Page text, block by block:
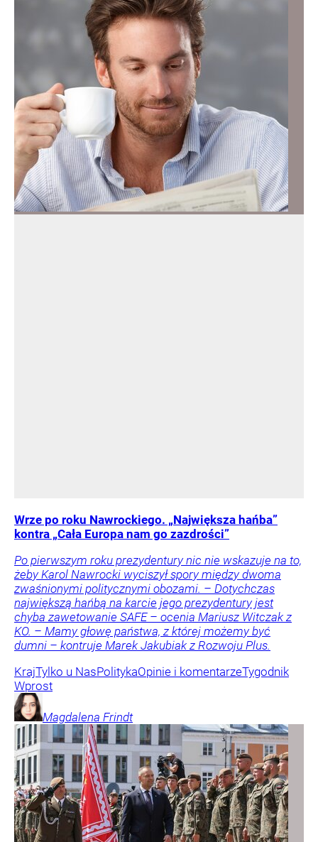
Wrze po roku Nawrockiego. „Największa hańba”
kontra „Cała Europa nam go zazdrości”
Po pierwszym roku prezydentury nic nie wskazuje na to,
żeby Karol Nawrocki wyciszył spory między dwoma
zwaśnionymi politycznymi obozami. – Dotychczas
największą hańbą na karcie jego prezydentury jest
chyba zawetowanie SAFE – ocenia Mariusz Witczak z
KO. – Mamy głowę państwa, z której możemy być
dumni – kontruje Marek Jakubiak z Rozwoju Plus.
KrajTylko u NasPolitykaOpinie i komentarzeTygodnik
Wprost
Magdalena Frindt